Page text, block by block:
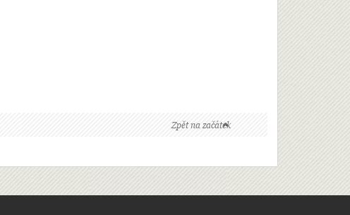
Zpět na začátek